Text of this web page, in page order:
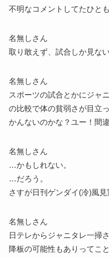
不明なコメントしてたひとも
名無しさん
取り敢えず、試合しか見ない
名無しさん
スポーツの試合とかにジャ
の比較で体の貧弱さが目立
かんないのかな？ユー！間
名無しさん
…かもしれない。
…だろう。
さすが日刊ゲンダイ(冷)風見
名無しさん
日テレからジャニタレ一掃
降板の可能性もありってこ